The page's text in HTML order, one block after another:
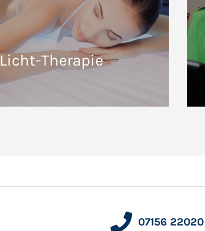
Licht-Therapie
07156 22020